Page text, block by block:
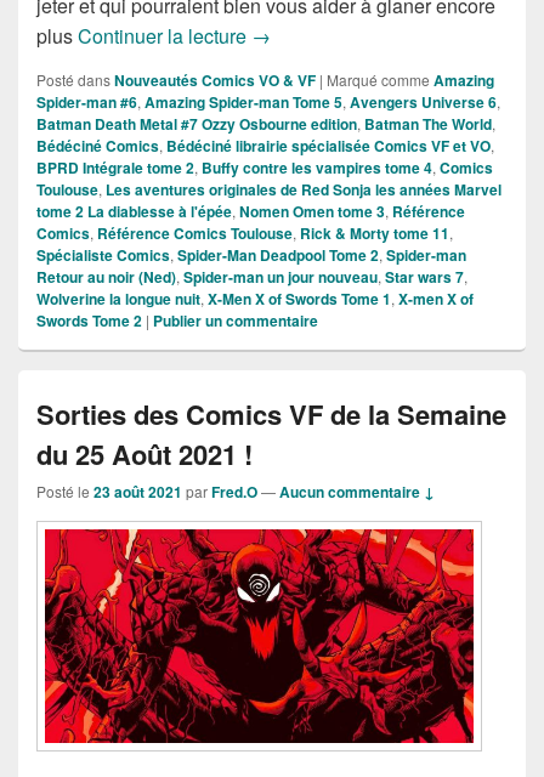
jeter et qui pourraient bien vous aider à glaner encore
plusContinuer la lecture Sorties des Comics VF de la
→
Posté dansNouveautés Comics VO & VF | Marqué comme Amazing
Spider-man #6, Amazing Spider-man Tome 5, Avengers Universe 6,
Batman Death Metal #7 Ozzy Osbourne edition, Batman The World,
Bédéciné Comics, Bédéciné librairie spécialisée Comics VF et VO,
BPRD Intégrale tome 2, Buffy contre les vampires tome 4, Comics
Toulouse, Les aventures originales de Red Sonja les années Marvel
tome 2 La diablesse à l'épée, Nomen Omen tome 3, Référence
Comics, Référence Comics Toulouse, Rick & Morty tome 11,
Spécialiste Comics, Spider-Man Deadpool Tome 2, Spider-man
Retour au noir (Ned), Spider-man un jour nouveau, Star wars 7,
Wolverine la longue nuit, X-Men X of Swords Tome 1, X-men X of
Swords Tome 2 | Publier un commentaire
Sorties des Comics VF de la Semaine
du 25 Août 2021 !
Posté le 23 août 2021 parFred.O—Aucun commentaire ↓